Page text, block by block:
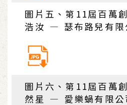
圖片五、第11屆百萬
浩汝 — 瑟布路兒有
圖片六、第11屆百萬
然星 — 愛樂蝸有限